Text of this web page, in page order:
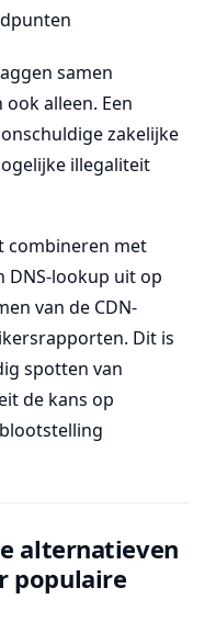
samen
alleen. Een
zakelijke
illegaliteit
combineren met
DNS-lookup uit op
van de CDN-
Dit is
spotten van
de kans op
alternatieven
populaire